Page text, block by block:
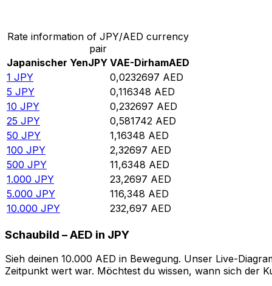
Rate information of JPY/AED currency
pair
Japanischer YenJPY VAE-DirhamAED
1 JPY 0,0232697 AED
5 JPY 0,116348 AED
10 JPY 0,232697 AED
25 JPY 0,581742 AED
50 JPY 1,16348 AED
100 JPY 2,32697 AED
500 JPY 11,6348 AED
1.000 JPY 23,2697 AED
5.000 JPY 116,348 AED
10.000 JPY 232,697 AED
Schaubild – AED in JPY
Sieh deinen 10.000 AED in Bewegung. Unser Live-
Zeitpunkt wert war. Möchtest du wissen, wann sich der